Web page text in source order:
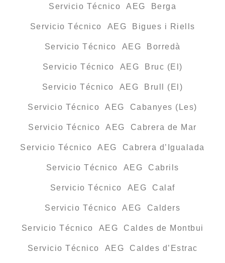
Servicio Técnico AEG Berga
Servicio Técnico AEG Bigues i Riells
Servicio Técnico AEG Borredà
Servicio Técnico AEG Bruc (El)
Servicio Técnico AEG Brull (El)
Servicio Técnico AEG Cabanyes (Les)
Servicio Técnico AEG Cabrera de Mar
Servicio Técnico AEG Cabrera d’Igualada
Servicio Técnico AEG Cabrils
Servicio Técnico AEG Calaf
Servicio Técnico AEG Calders
Servicio Técnico AEG Caldes de Montbui
Servicio Técnico AEG Caldes d’Estrac